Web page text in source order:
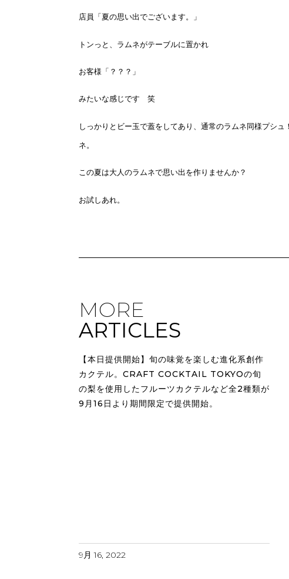
店員「夏の思い出でございます。」
トンっと、ラムネがテーブルに置かれ
お客様「？？？」
みたいな感じです 笑
しっかりとビー玉で蓋をしてあり、通常のラムネ同様プシ
ネ。
この夏は大人のラムネで思い出を作りませんか？
お試しあれ。
MORE
ARTICLES
【本日提供開始】旬の味覚を楽しむ進化系創作
カクテル。CRAFT COCKTAIL TOKYOの旬
の梨を使用したフルーツカクテルなど全2種類が
9月16日より期間限定で提供開始。
9月 16, 2022